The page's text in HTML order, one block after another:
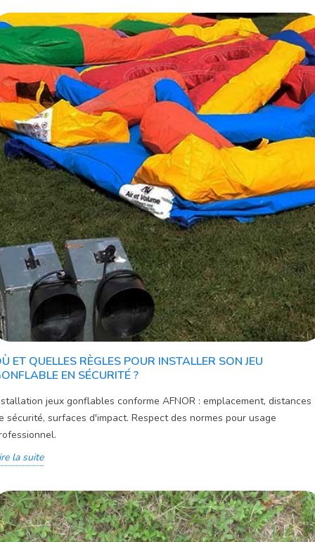
ET QUELLES RÈGLES POUR INSTALLER SON JEU
EN SÉCURITÉ ?
jeux gonflables conforme AFNOR : emplacement, distances
sécurité, surfaces d'impact. Respect des normes pour usage
la suite